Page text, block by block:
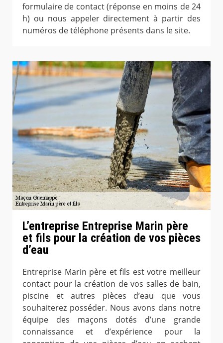
formulaire de contact (réponse en moins de 24
h) ou nous appeler directement à partir des
numéros de téléphone présents dans le site.
L’entreprise Entreprise Marin père
et fils pour la création de vos pièces
d’eau
Entreprise Marin père et fils est votre meilleur
contact pour la création de vos salles de bain,
piscine et autres pièces d’eau que vous
souhaiterez posséder. Nous avons dans notre
équipe des maçons dotés d’une grande
connaissance et d’expérience pour la